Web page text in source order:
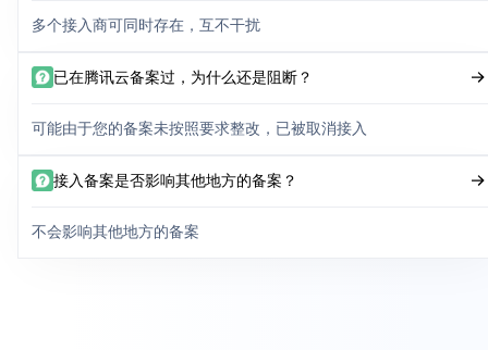
多个接入商可同时存在，互不干扰
已在腾讯云备案过，为什么还是阻断？
可能由于您的备案未按照要求整改，已被取消接入
接入备案是否影响其他地方的备案？
不会影响其他地方的备案